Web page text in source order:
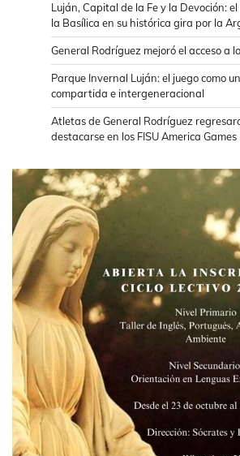
Luján, Capital de la Fe y la Devoción:
la Basílica en su histórica gira por la
General Rodríguez mejoró el acceso a
Parque Invernal Luján: el juego como
compartida e intergeneracional
Atletas de General Rodríguez
destacarse en los FISU America Games